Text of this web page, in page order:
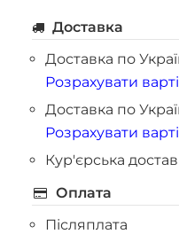
Доставка
Доставка по
Розрахувати
Доставка по
Розрахувати
Кур'єрська
Оплата
Післяплата